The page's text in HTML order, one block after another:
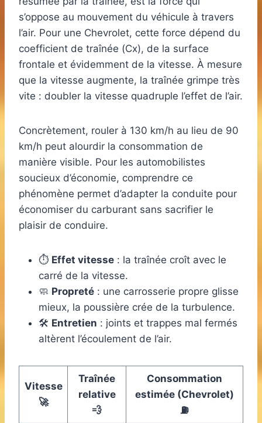
s’oppose au mouvement du véhicule à travers
l’air. Pour une Chevrolet, cette force dépend du
coefficient de traînée (Cx), de la surface
frontale et évidemment de la vitesse. À mesure
que la vitesse augmente, la traînée grimpe très
vite : doubler la vitesse quadruple l’effet de l’air.
Concrètement, rouler à 130 km/h au lieu de 90
km/h peut alourdir la consommation de
manière visible. Pour les automobilistes
soucieux d’économie, comprendre ce
phénomène permet d’adapter la conduite pour
économiser du carburant sans sacrifier le
plaisir de conduire.
⏱️ Effet vitesse : la traînée croît avec le
carré de la vitesse.
🧼 Propreté : une carrosserie propre glisse
mieux, la poussière crée de la turbulence.
🛠️ Entretien : joints et trappes mal fermés
altèrent l’écoulement de l’air.
Vitesse
🚀
Traînée
relative
💨
Consommation
estimée (Chevrolet)
⛽